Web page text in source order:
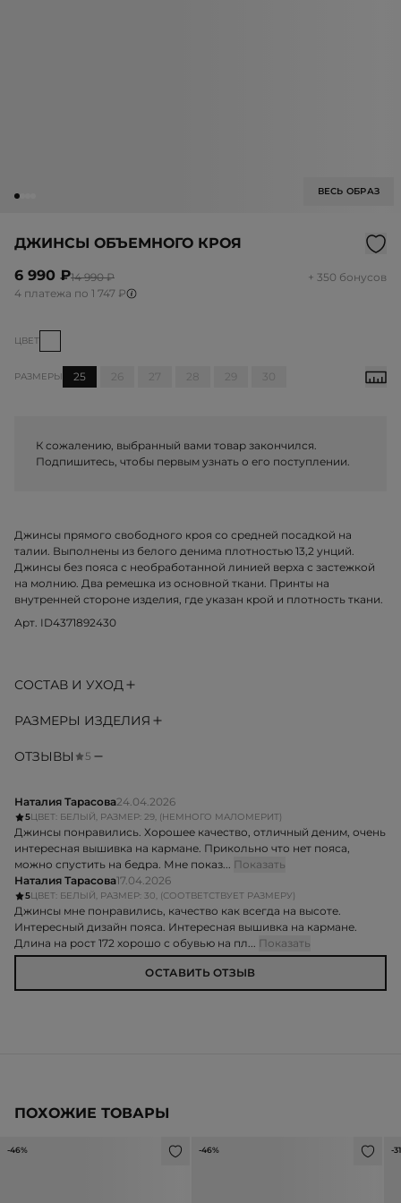
ВЕСЬ ОБРАЗ
ДЖИНСЫ ОБЪЕМНОГО КРОЯ
6 990 ₽14 990 ₽
+ 350 бонусов
4 платежа по 1 747 ₽
ЦВЕТ
РАЗМЕРЫ 25 26 27 28 29 30
К сожалению, выбранный вами товар закончился.
Подпишитесь, чтобы первым узнать о его поступлении.
Джинсы прямого свободного кроя со средней посадкой на
талии. Выполнены из белого денима плотностью 13,2 унций.
Джинсы без пояса с необработанной линией верха с застежкой
на молнию. Два ремешка из основной ткани. Принты на
внутренней стороне изделия, где указан крой и плотность ткани.
Арт. ID4371892430
СОСТАВ И УХОД
РАЗМЕРЫ ИЗДЕЛИЯ
ОТЗЫВЫ 5
Наталия Тарасова24.04.2026
5ЦВЕТ: БЕЛЫЙ, РАЗМЕР: 29, (НЕМНОГО МАЛОМЕРИТ)
Джинсы понравились. Хорошее качество, отличный деним, очень
интересная вышивка на кармане. Прикольно что нет пояса,
можно спустить на бедра. Мне показ... Показать
Наталия Тарасова17.04.2026
5ЦВЕТ: БЕЛЫЙ, РАЗМЕР: 30, (СООТВЕТСТВУЕТ РАЗМЕРУ)
Джинсы мне понравились, качество как всегда на высоте.
Интересный дизайн пояса. Интересная вышивка на кармане.
Длина на рост 172 хорошо с обувью на пл... Показать
ОСТАВИТЬ ОТЗЫВ
ПОХОЖИЕ ТОВАРЫ
-46% -46% -